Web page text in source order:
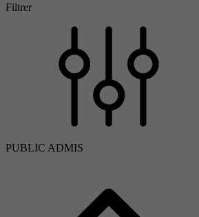
Filtrer
PUBLIC ADMIS